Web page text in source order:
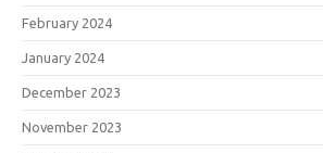
February 2024
January 2024
December 2023
November 2023